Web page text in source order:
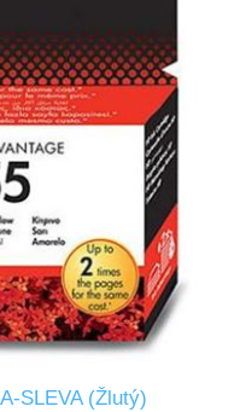
SLEVA (Žlutý)